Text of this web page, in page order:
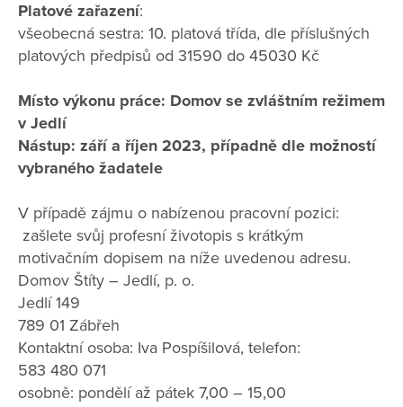
Platové zařazení:
všeobecná sestra: 10. platová třída, dle příslušných
platových předpisů od 31590 do 45030 Kč
Místo výkonu práce: Domov se zvláštním režimem
v Jedlí
Nástup: září a říjen 2023, případně dle možností
vybraného žadatele
V případě zájmu o nabízenou pracovní pozici:
zašlete svůj profesní životopis s krátkým
motivačním dopisem na níže uvedenou adresu.
Domov Štíty – Jedlí, p. o.
Jedlí 149
789 01 Zábřeh
Kontaktní osoba: Iva Pospíšilová, telefon:
583 480 071
osobně: pondělí až pátek 7,00 – 15,00